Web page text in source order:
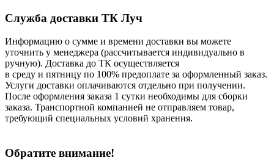
Служба доставки ТК Луч
Информацию о сумме и времени доставки вы можете
уточнить у менеджера (рассчитывается индивидуально в
ручную). Доставка до ТК осуществляется
в среду и пятницу по 100% предоплате за оформленный заказ.
Услуги доставки оплачиваются отдельно при получении.
После оформления заказа 1 сутки необходимы для сборки
заказа. Транспортной компанией не отправляем товар,
требующий специальных условий хранения.
Обратите внимание!